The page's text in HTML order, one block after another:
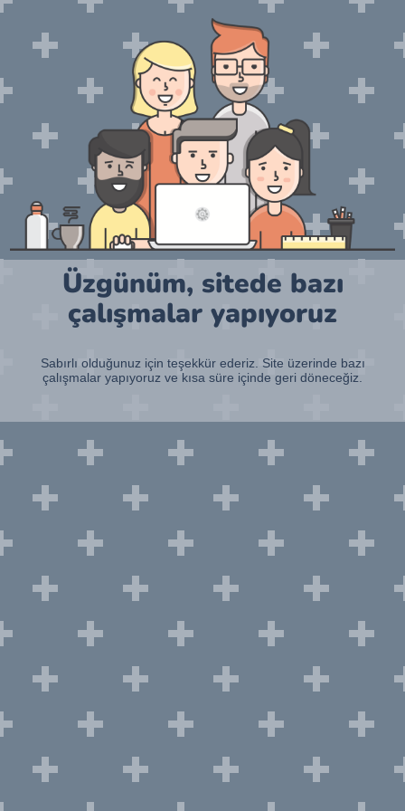
Üzgünüm, sitede bazı
çalışmalar yapıyoruz
Sabırlı olduğunuz için teşekkür ederiz. Site üzerinde bazı
çalışmalar yapıyoruz ve kısa süre içinde geri döneceğiz.